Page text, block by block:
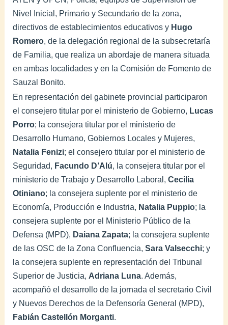
Nivel Inicial, Primario y Secundario de la zona,
directivos de establecimientos educativos y Hugo
Romero, de la delegación regional de la subsecretaría
de Familia, que realiza un abordaje de manera situada
en ambas localidades y en la Comisión de Fomento de
Sauzal Bonito.
En representación del gabinete provincial participaron
el consejero titular por el ministerio de Gobierno, Lucas
Porro; la consejera titular por el ministerio de
Desarrollo Humano, Gobiernos Locales y Mujeres,
Natalia Fenizi; el consejero titular por el ministerio de
Seguridad, Facundo D’Alú, la consejera titular por el
ministerio de Trabajo y Desarrollo Laboral,Cecilia
Otiniano; la consejera suplente por el ministerio de
Economía, Producción e Industria, Natalia Puppio; la
consejera suplente por el Ministerio Público de la
Defensa (MPD), Daiana Zapata; la consejera suplente
de las OSC de la Zona Confluencia,Sara Valsecchi; y
la consejera suplente en representación del Tribunal
Superior de Justicia, Adriana Luna. Además,
acompañó el desarrollo de la jornada el secretario Civil
y Nuevos Derechos de la Defensoría General (MPD),
Fabián Castellón Morganti.